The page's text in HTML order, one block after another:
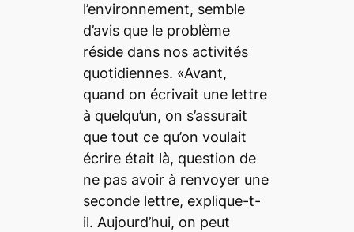
l’environnement, semble
d’avis que le problème
réside dans nos activités
quotidiennes. «Avant,
quand on écrivait une lettre
à quelqu’un, on s’assurait
que tout ce qu’on voulait
écrire était là, question de
ne pas avoir à renvoyer une
seconde lettre, explique-t-
il. Aujourd’hui, on peut